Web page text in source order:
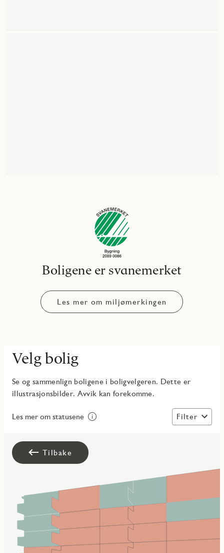
Boligene er svanemerket
Les mer om miljømerkingen
Velg bolig
Se og sammenlign boligene i boligvelgeren. Dette er
illustrasjonsbilder. Avvik kan forekomme.
Les mer om statusene Filter
Tilbake